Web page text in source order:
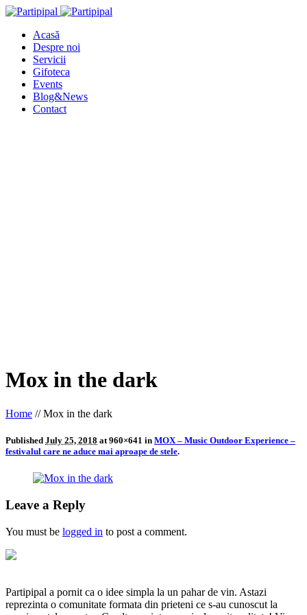
Acasă
Despre noi
Servicii
Gifoteca
Events
Blog&News
Contact
Mox in the dark
Home //Mox in the dark
Published July 25, 2018 at 960×641 in MOX – Music Outdoor Experience –
festivalul care ne aduce mai aproape de stele.
Leave a Reply
You must be logged in to post a comment.
Partipipal a pornit ca o idee simpla la un pahar de vin. Astazi
reprezinta o comunitate formata din prieteni ce s-au cunoscut la